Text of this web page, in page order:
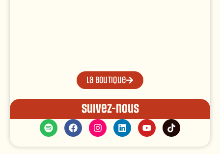
La boutique
Suivez-nous